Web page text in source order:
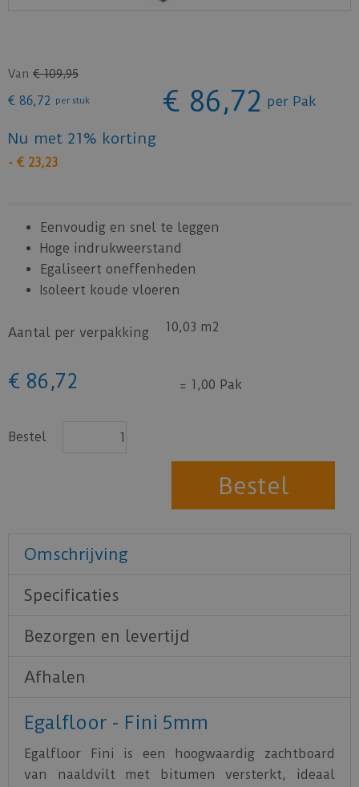
Van € 109,95
€ 86,72 per stuk € 86,72 per Pak
Nu met 21% korting
- € 23,23
Eenvoudig en snel te leggen
Hoge indrukweerstand
Egaliseert oneffenheden
Isoleert koude vloeren
Aantal per verpakking 10,03 m2
€ 86 ,72 = 1,00 Pak
Bestel
Omschrijving
Specificaties
Bezorgen en levertijd
Afhalen
Egalfloor - Fini 5mm
Egalfloor Fini is een hoogwaardig zachtboard
van naaldvilt met bitumen versterkt, ideaal